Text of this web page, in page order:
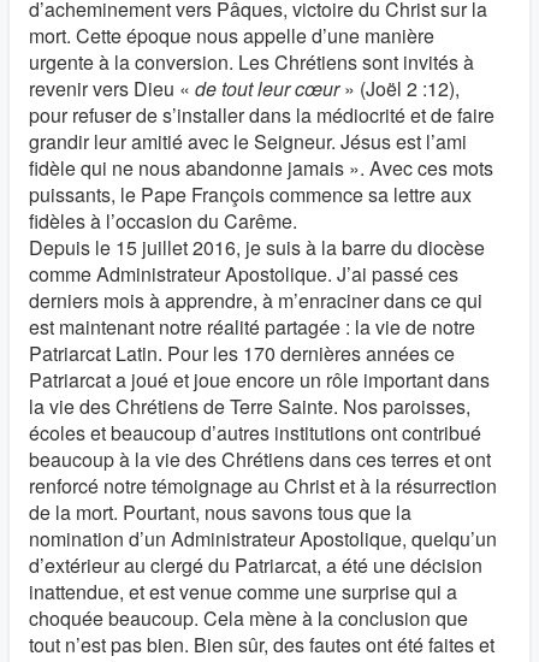
d’acheminement vers Pâques, victoire du Christ sur la
mort. Cette époque nous appelle d’une manière
urgente à la conversion. Les Chrétiens sont invités à
revenir vers Dieu « de tout leur cœur» (Joël 2 :12),
pour refuser de s’installer dans la médiocrité et de faire
grandir leur amitié avec le Seigneur. Jésus est l’ami
fidèle qui ne nous abandonne jamais ». Avec ces mots
puissants, le Pape François commence sa lettre aux
fidèles à l’occasion du Carême.
Depuis le 15 juillet 2016, je suis à la barre du diocèse
comme Administrateur Apostolique. J’ai passé ces
derniers mois à apprendre, à m’enraciner dans ce qui
est maintenant notre réalité partagée : la vie de notre
Patriarcat Latin. Pour les 170 dernières années ce
Patriarcat a joué et joue encore un rôle important dans
la vie des Chrétiens de Terre Sainte. Nos paroisses,
écoles et beaucoup d’autres institutions ont contribué
beaucoup à la vie des Chrétiens dans ces terres et ont
renforcé notre témoignage au Christ et à la résurrection
de la mort. Pourtant, nous savons tous que la
nomination d’un Administrateur Apostolique, quelqu’un
d’extérieur au clergé du Patriarcat, a été une décision
inattendue, et est venue comme une surprise qui a
choquée beaucoup. Cela mène à la conclusion que
tout n’est pas bien. Bien sûr, des fautes ont été faites et